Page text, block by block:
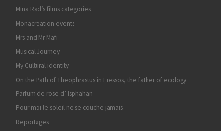
Mina Rad’s films categories
Monacreation events
Mrs and Mr Mafi
Musical Journey
My Cultural identity
On the Path of Theophrastus in Eressos, the father of ecology
Parfum de rose d’ Isphahan
Pour moi le soleil ne se couche jamais
Reportages